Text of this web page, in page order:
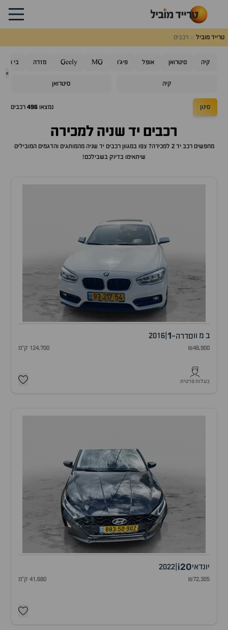
טרייד מוביל רכבים
>
קיה סיטרואן אופל פיג'ו MG
Geely מזדה בי ווי די
קיה סיטרואן
סינון נמצאו 496 רכבים
רכבים יד שניה למכירה
מחפשים רכב יד 2 למכירה? צפו במגוון רכבים יד שניה מהמותגים והדגמים המובילים
שיתאימו בדיוק בשבילכם!
ב מ ווסדרה-1
2016
₪48,900 124,700 ק"מ
בעלות פרטית
יונדאיi20
2022
₪72,305 41,680 ק"מ